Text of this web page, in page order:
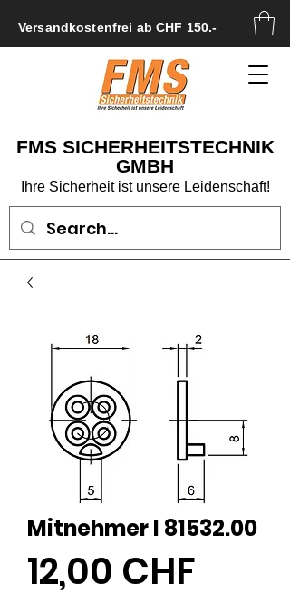
FMS SICHERHEITSTECHNIK
GMBH
Ihre Sicherheit ist unsere Leidenschaft!
Versandkostenfrei ab CHF 150.-
Mitnehmer I 81532.00
12,00 CHF